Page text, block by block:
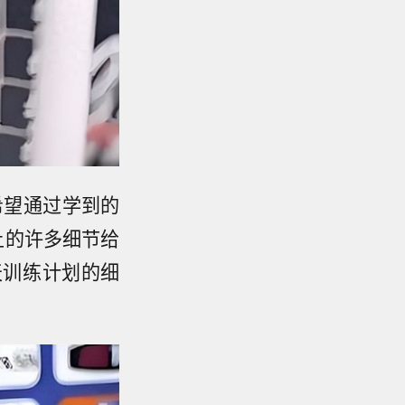
通过学到的
许多细节给
练计划的细